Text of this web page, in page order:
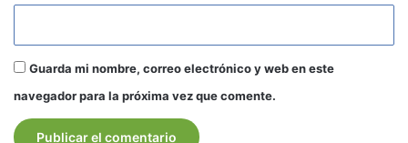
Guarda mi nombre, correo electrónico y web en este
navegador para la próxima vez que comente.